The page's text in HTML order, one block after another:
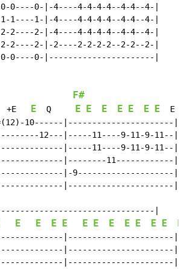
0----0-|-4----4-4-4-4--4-4--4-|
1----1-|-4----4-4-4-4--4-4--4-|
2----2-|-4----4-4-4-4--4-4--4-|
2----2-|-2----2-2-2-2--2-2--2-|
0-0----0-|----------------------|
F#
+E
E
  Q
E E E E E E E
  E
10------|----------------------|
12---|-----11----9-11-9-11--|
|-----11----9-11-9-11--|
|--------11------------|
|-9--------------------|
|----------------------|
|
E E E E E E E E E E E
|----------------------|
|----------------------|
|----------------------|